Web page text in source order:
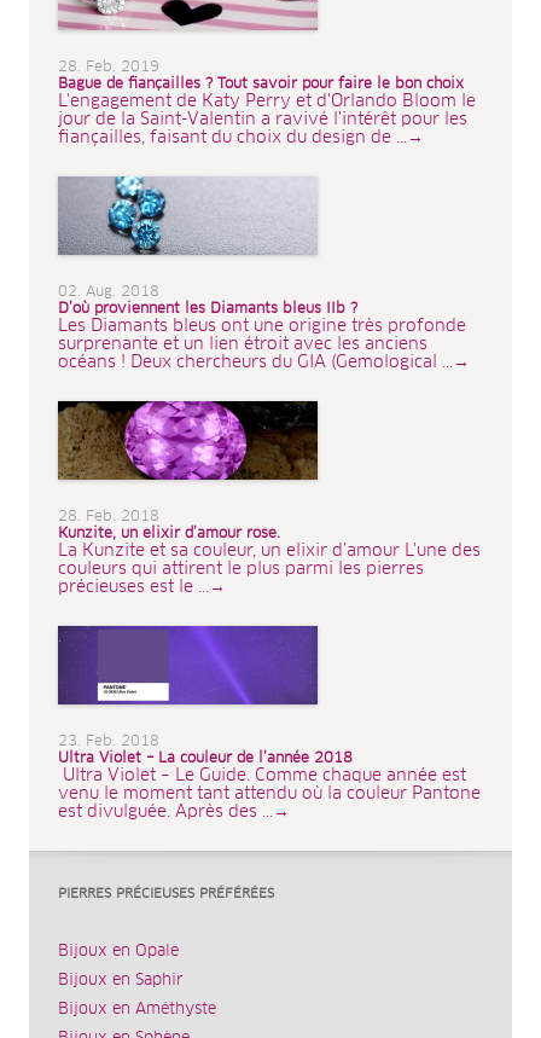
28. Feb. 2019
Bague de fiançailles ? Tout savoir pour faire le bon choix
L'engagement de Katy Perry et d'Orlando Bloom le
jour de la Saint-Valentin a ravivé l'intérêt pour les
fiançailles, faisant du choix du design de ...→
02. Aug. 2018
D’où proviennent les Diamants bleus IIb ?
Les Diamants bleus ont une origine très profonde
surprenante et un lien étroit avec les anciens
océans ! Deux chercheurs du GIA (Gemological ...→
28. Feb. 2018
Kunzite, un elixir d’amour rose.
La Kunzite et sa couleur, un elixir d’amour L'une des
couleurs qui attirent le plus parmi les pierres
précieuses est le ...→
23. Feb. 2018
Ultra Violet – La couleur de l’année 2018
Ultra Violet – Le Guide. Comme chaque année est
venu le moment tant attendu où la couleur Pantone
est divulguée. Après des ...→
PIERRES PRÉCIEUSES PRÉFÉRÉES
Bijoux en Opale
Bijoux en Saphir
Bijoux en Améthyste